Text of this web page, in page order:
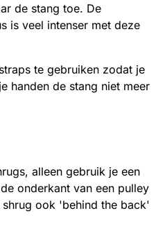
de stang toe. De
is veel intenser met deze
te gebruiken zodat je
handen de stang niet meer
alleen gebruik je een
onderkant van een pulley
ook 'behind the back'